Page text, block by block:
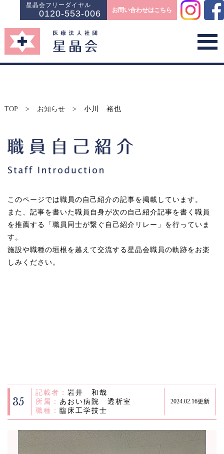
星晶会フリーダイヤル
0120-553-006 お問い合わせはこちら
TOP > お知らせ > 小川 裕也
このページでは職員の自己紹介の記事を掲載しています。
また、記事を書いた職員自身が次の自己紹介記事を書く職員
を推薦する「職員同士が繋ぐ自己紹介リレー」を行っていま
す。
施設や職種の垣根を越えて交流する星晶会職員の軌跡をお楽
しみください。
35
記載者：岩井 和哉
所属：あおい病院 透析室
職種： 臨床工学技士
2024.02.16更新